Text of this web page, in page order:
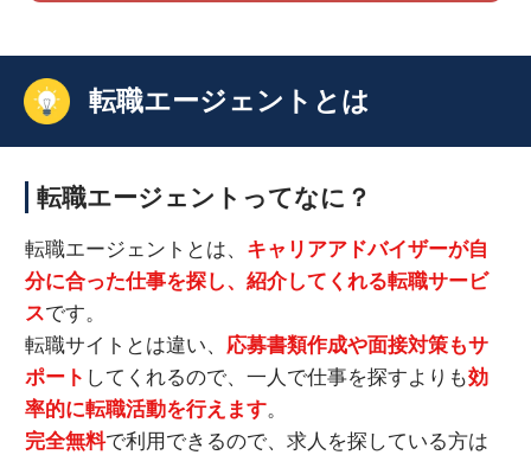
転職エージェントとは
転職エージェントってなに？
転職エージェントとは、 キャリアアドバイザーが自
分に合った仕事を探し、紹介してくれる転職サービ
スです。
転職サイトとは違い、 応募書類作成や面接対策もサ
ポート してくれるので、一人で仕事を探すよりも効
率的に転職活動を行えます。
完全無料で利用できるので、求人を探している方は